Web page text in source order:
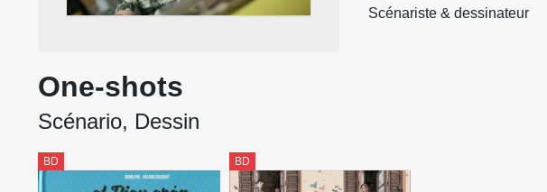
Scénariste & dessinateur
One-shots
Scénario, Dessin
BD BD